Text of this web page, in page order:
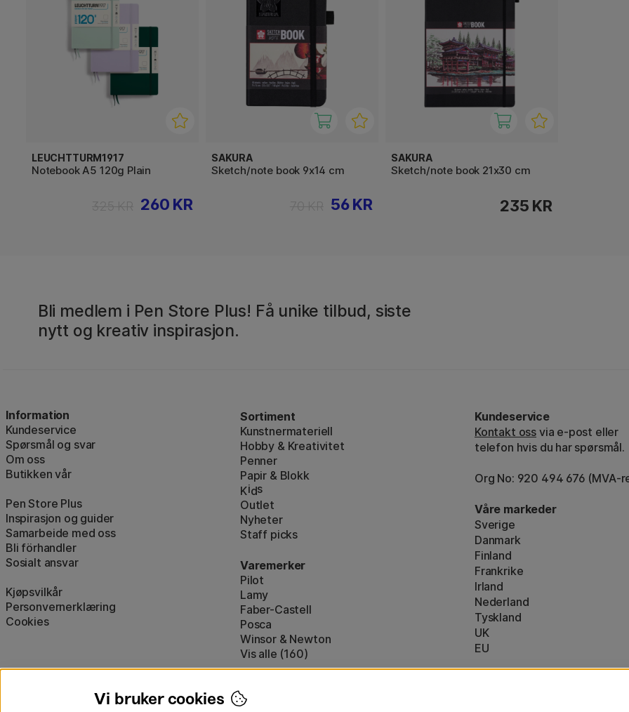
LEUCHTTURM1917
Notebook A5 120g Plain
260 KR
SAKURA
Sketch/note book 9x14 cm
56 KR
SAKURA
Sketch/note book 21x30 cm
235 KR
Bli medlem i Pen Store Plus! Få unike tilbud, siste
nytt og kreativ inspirasjon.
Information
Kundeservice
Spørsmål og svar
Om oss
Butikken vår
Pen Store Plus
Inspirasjon og guider
Samarbeide med oss
Bli förhandler
Sosialt ansvar
Kjøpsvilkår
Personvernerklæring
Cookies
Sortiment
Kunstnermateriell
Hobby & Kreativitet
Penner
Papir & Blokk
Kids
Outlet
Nyheter
Staff picks
Varemerker
Pilot
Lamy
Faber-Castell
Posca
Winsor & Newton
Vis alle (160)
Kundeservice
Kontakt oss via e-post eller
telefon hvis du har spørsmål.
Org No: 920 494 676 (MVA-
Våre markeder
Sverige
Danmark
Finland
Frankrike
Irland
Nederland
Tyskland
UK
EU
Vi bruker cookies